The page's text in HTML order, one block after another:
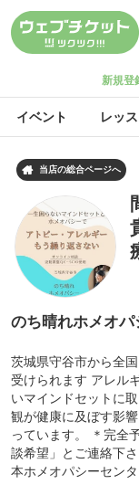
新規登
イベント レッ
 当店の総合ページへ
のち晴れホメオパ
茨城県守谷市から全
受けられます アレル
いマインドセットに
観が健康に及ぼす影
っています。 ＊完全
談希望」とご連絡下
本ホメオパシーセン